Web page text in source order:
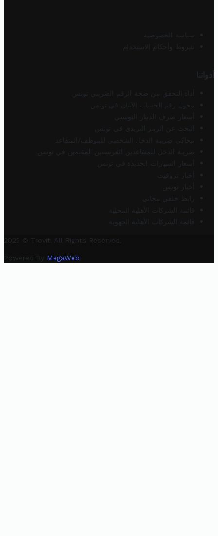
سياسة الخصوصية
شروط وأحكام الاستخدام
أدواتنا
أداة التحقق من صحة الرقم الضريبي تونس
محول رقم الحساب الآيبان في تونس
أسعار صرف الدينار التونسي
البحث عن الرمز البريدي في تونس
محاكي ضريبة الدخل الشخصي للموظف/المتقاعد
ضريبة الدخل للمتقاعدين الفرنسيين المقيمين في تونس
أسعار السيارات الجديدة في تونس
أخبار تروفيت
أخبار تونس
رابط خلفي مجاني
قائمة الشركات الأهلية المحلية
قائمة الشركات الأهلية الجهوية
2025 © Trovit. All Rights Reserved.
Powered By MegaWeb